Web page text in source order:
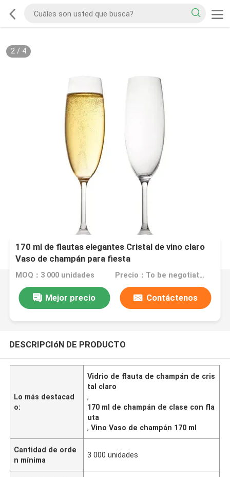
2/ 4
170 ml de flautas elegantes Cristal de vino claro
Vaso de champán para fiesta
MOQ：3 000 unidades Precio：To be negotiated
Mejor precio Contáctenos
DESCRIPCIóN DE PRODUCTO
Lo más destacad
o:
Vidrio de flauta de champán de cris
tal claro
,
170 ml de champán de clase con fla
uta
,Vino Vaso de champán 170 ml
Cantidad de orde
n mínima
3 000 unidades